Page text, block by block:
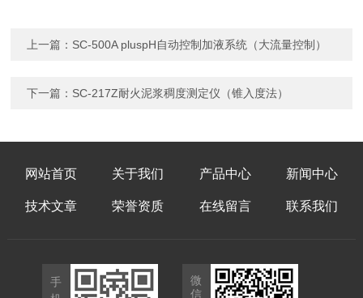
上一篇： SC-500A pluspH自动控制加液系统（大流量控制）
下一篇： SC-217Z耐火泥浆稠度测定仪（锥入度法）
网站首页 关于我们 产品中心 新闻中心
技术文章 荣誉资质 在线留言 联系我们
手
微
信